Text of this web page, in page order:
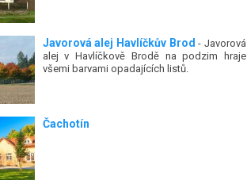
Javorová alej Havlíčkův Brod - Javorová
alej v Havlíčkově Brodě na podzim hraje
všemi barvami opadajících listů.
Čachotín